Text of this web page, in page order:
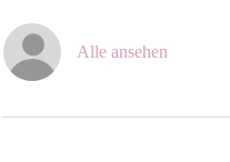
Alle ansehen